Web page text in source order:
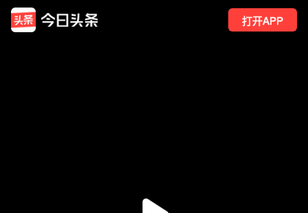
打开APP